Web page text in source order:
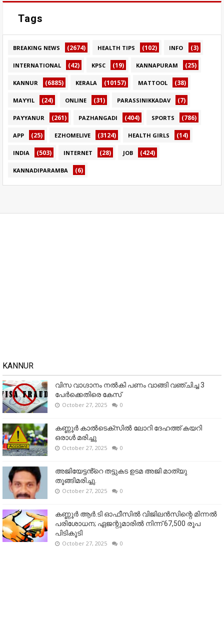
Tags
BREAKING NEWS (2674) HEALTH TIPS (102) INFO (3)
INTERNATIONAL (42) KPSC (19) KANNAPURAM (25)
KANNUR (6885) KERALA (10157) MATTOOL (38)
MAYYIL (24) ONLINE (31) PARASSINIKKADAV (7)
PAYYANUR (261) PAZHANGADI (404) SPORTS (786)
APP (25) EZHOMELIVE (3124) HEALTH GIRLS (14)
INDIA (503) INTERNET (28) JOB (424)
KANNADIPARAMBA (6)
KANNUR
വിസ വാഗ്ദാനം നൽകി പണം വാങ്ങി വഞ്ചിച്ച 3
പേർക്കെതിരെ കേസ്
October 27, 2025 0
കണ്ണൂര്‍ കാല്‍ടെക്‌സില്‍ ലോറി ദേഹത്ത് കയറി
ഒരാള്‍ മരിച്ചു
October 27, 2025 0
അജിയേട്ടൻ്റെ തട്ടുകട ഉടമ അജി മാത്യു
തൂങ്ങിമരിച്ചു.
October 27, 2025 0
കണ്ണൂര്‍ ആര്‍.ടി ഓഫീസില്‍ വിജിലൻസിന്റെ മിന്നല്‍
പരിശോധന; ഏജന്റുമാരില്‍ നിന്ന് 67,500 രൂപ
പിടികൂടി
October 27, 2025 0